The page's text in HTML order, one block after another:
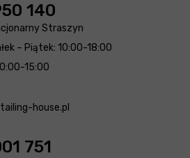
140
Straszyn
– Piątek: 10:00-18:00
15:00
house.pl
751